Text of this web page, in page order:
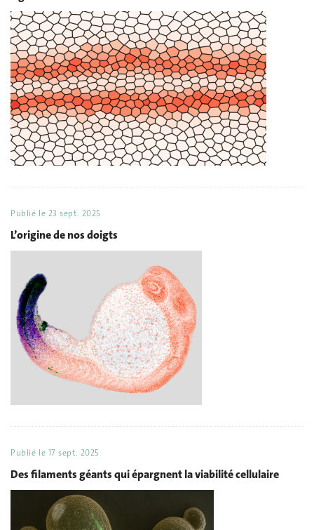
Publié le 23 sept. 2025
L’origine de nos doigts
Publié le 17 sept. 2025
Des filaments géants qui épargnent la viabilité cellulaire